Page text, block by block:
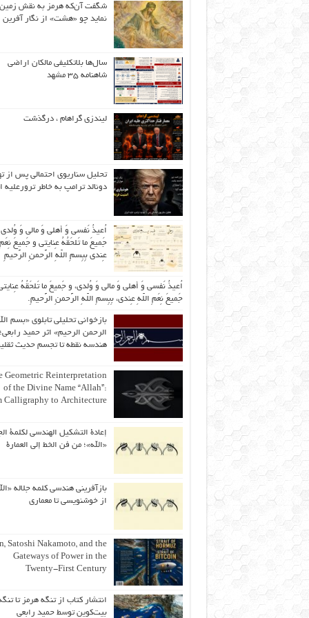
شگفت آن‌که هرمز به نقش زمین
نماید چو «هشت» از نگار آفرین
سال‌ها بلاتکلیفی مالکان اراضی
شاهنامه ۳۵ مشهد
لیندزی گراهام ، درگذشت
تحلیل سناریوی احتمالی پس از
دونالد ترامپ به خاطر ترورعلیه
اُعیذُ نَفسی وَ أهلی وَ مالی وَ
جَمیعَ ما تَلحَقُهُ عِنایتی و جَمیعَ نِعَمِ
عِندی بِبِسمِ اللّهِ الرَّحمنِ الرَّحیمِ
اُعیذُ نَفسی وَ أهلی وَ مالی وَ وُلدی، و جَمیعَ ما تَلحَقُهُ
جَمیعَ نِعَمِ اللّهِ عِندی، بِبِسمِ اللّهِ الرَّحمنِ الرَّحیمِ.
بازخوانی تحلیلی تابلوی «بسم
الرحمن الرحیم» اثر حمید رابعی؛
هندسه نقطه تا تجسم حدیث
Geometric Reinterpretation
of the Divine Name “Allah”:
Calligraphy to Architecture
إعادة التشكيل الهندسي لكلمة
«الله»؛ من فن الخط إلى العمارة
بازآفرینی هندسی کلمه جلاله
از خوشنویسی تا معماری
Satoshi Nakamoto, and the
Gateways of Power in the
Twenty-First Century
انتشار کتاب از تنگه هرمز تا
بیت‌کوین توسط حمید رابعی